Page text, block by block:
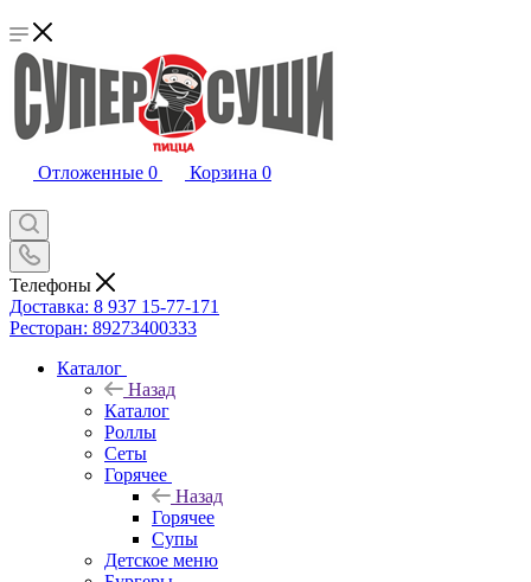
Отложенные 0 Корзина 0
Телефоны
Доставка: 8 937 15-77-171
Ресторан: 89273400333
Каталог
Назад
Каталог
Роллы
Сеты
Горячее
Назад
Горячее
Супы
Детское меню